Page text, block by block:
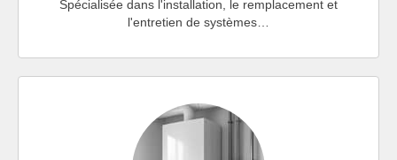
Spécialisée dans l'installation, le remplacement et
l'entretien de systèmes…